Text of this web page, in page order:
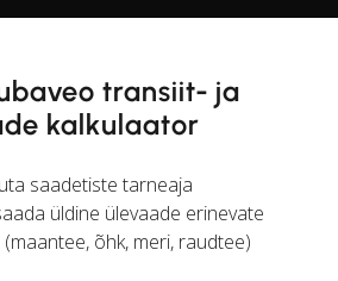
transiit- ja
kalkulaator
saadetiste tarneaja
üldine ülevaade erinevate
õhk, meri, raudtee)